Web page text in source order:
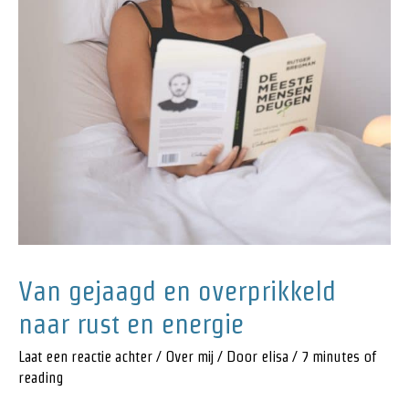
Van gejaagd en overprikkeld
naar rust en energie
Laat een reactie achter / Over mij / Door elisa / 7 minutes of
reading